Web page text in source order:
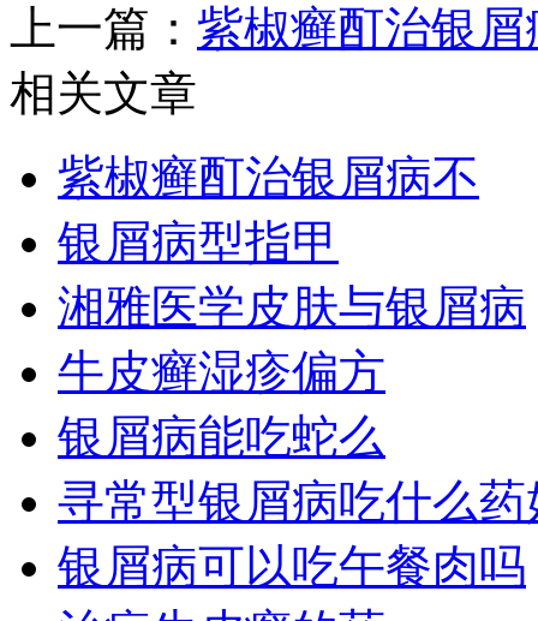
上一篇： 紫椒癣酊治银屑
相关文章
紫椒癣酊治银屑病不
银屑病型指甲
湘雅医学皮肤与银屑病
牛皮癣湿疹偏方
银屑病能吃蛇么
寻常型银屑病吃什么药
银屑病可以吃午餐肉吗